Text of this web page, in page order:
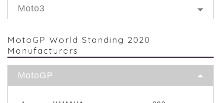
Moto3
MotoGP World Standing 2020
Manufacturers
MotoGP